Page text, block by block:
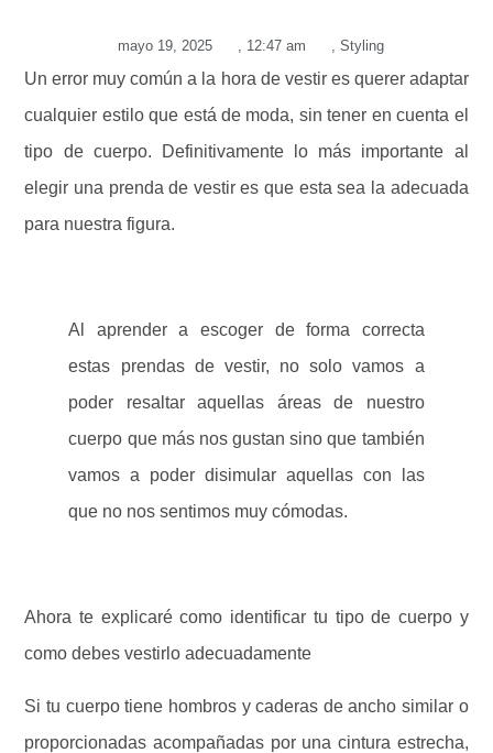
mayo 19, 2025 12:47 am Styling
Un error muy común a la hora de vestir es querer adaptar
cualquier estilo que está de moda, sin tener en cuenta el
tipo de cuerpo. Definitivamente lo más importante al
elegir una prenda de vestir es que esta sea la adecuada
para nuestra figura.
Al aprender a escoger de forma correcta
estas prendas de vestir, no solo vamos a
poder resaltar aquellas áreas de nuestro
cuerpo que más nos gustan sino que también
vamos a poder disimular aquellas con las
que no nos sentimos muy cómodas.
Ahora te explicaré como identificar tu tipo de cuerpo y
como debes vestirlo adecuadamente
Si tu cuerpo tiene hombros y caderas de ancho similar o
proporcionadas acompañadas por una cintura estrecha,